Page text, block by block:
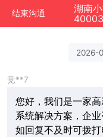
结束沟通
2026-
竞**7
您好，我们是一家
系统解决方案，企
如回复不及时可拨